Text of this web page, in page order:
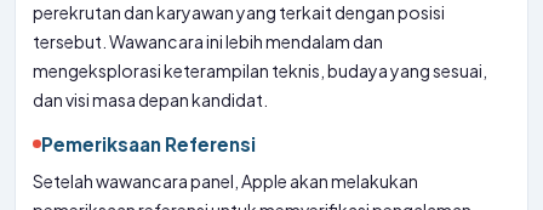
perekrutan dan karyawan yang terkait dengan posisi
tersebut. Wawancara ini lebih mendalam dan
mengeksplorasi keterampilan teknis, budaya yang sesuai,
dan visi masa depan kandidat.
Pemeriksaan Referensi
Setelah wawancara panel, Apple akan melakukan